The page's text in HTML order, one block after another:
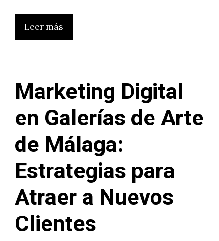
Leer más
Marketing Digital
en Galerías de Arte
de Málaga:
Estrategias para
Atraer a Nuevos
Clientes